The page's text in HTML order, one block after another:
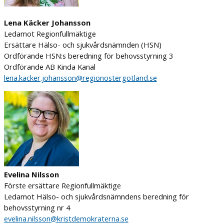
Lena Käcker Johansson
Ledamot Regionfullmäktige
Ersättare Hälso- och sjukvårdsnämnden (HSN)
Ordförande HSN:s beredning för behovsstyrning 3
Ordförande AB Kinda Kanal
lena.kacker.johansson@regionostergotland.se
Evelina Nilsson
Förste ersättare Regionfullmäktige
Ledamot Hälso- och sjukvårdsnämndens beredning för
behovsstyrning nr 4
evelina.nilsson@kristdemokraterna.se